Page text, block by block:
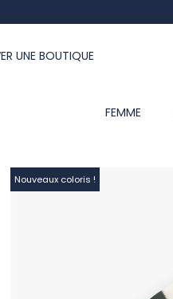
UNE BOUTIQUE
FEMME
Nouveaux coloris !